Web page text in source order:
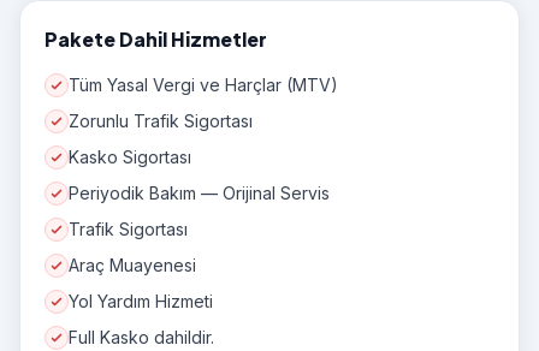
Pakete Dahil Hizmetler
Tüm Yasal Vergi ve Harçlar (MTV)
Zorunlu Trafik Sigortası
Kasko Sigortası
Periyodik Bakım — Orijinal Servis
Trafik Sigortası
Araç Muayenesi
Yol Yardım Hizmeti
Full Kasko dahildir.